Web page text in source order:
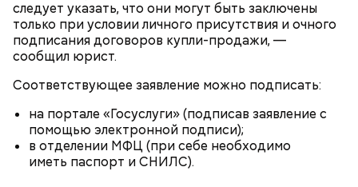
следует указать, что они могут быть заключены
только при условии личного присутствия и очного
подписания договоров купли-продажи, —
сообщил юрист.
Соответствующее заявление можно подписать:
на портале «Госуслуги» (подписав заявление с
помощью электронной подписи);
в отделении МФЦ (при себе необходимо
иметь паспорт и СНИЛС).
кабачок;
брынза;
растительное масло;
— Там может содержаться огромное количество
нитратов, которое вызовет головокружение,
гипоксию и ухудшение физического состояния, —
предостерегла Соломатина.